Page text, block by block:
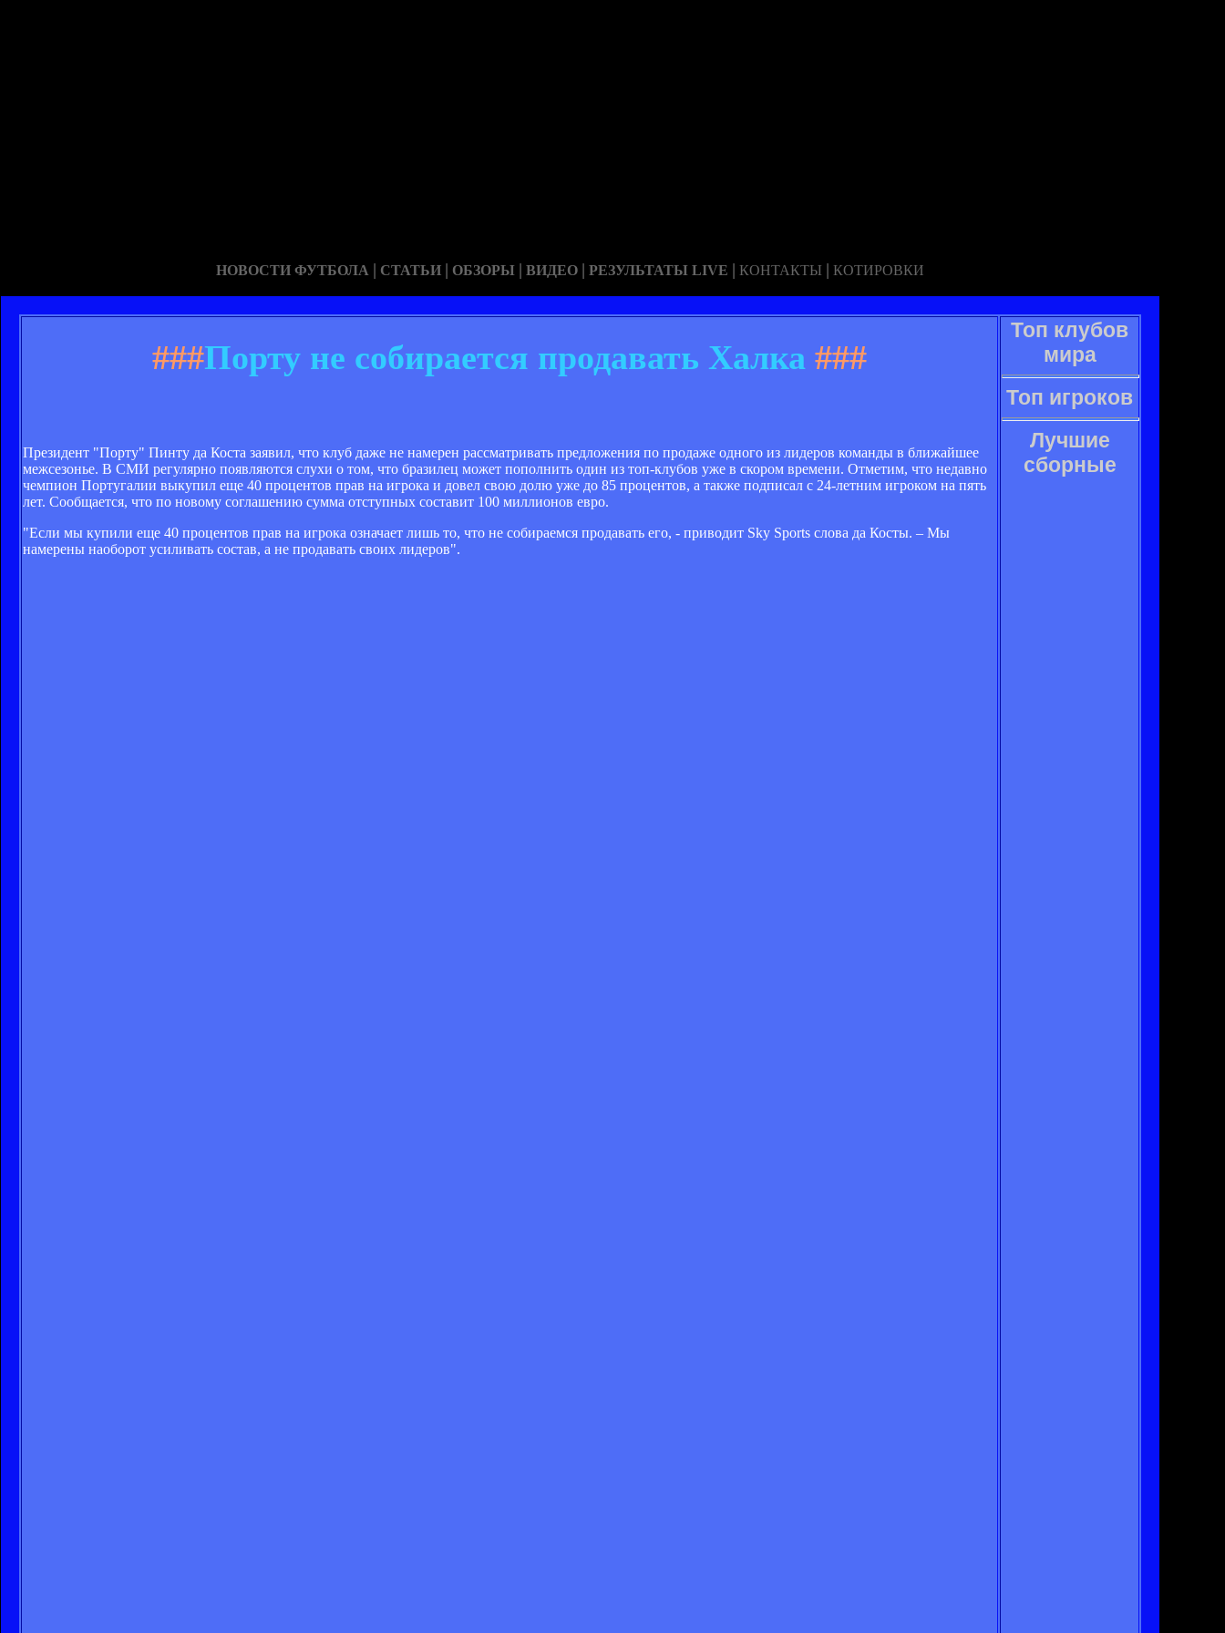
НОВОСТИ ФУТБОЛА | СТАТЬИ | ОБЗОРЫ | ВИДЕО | РЕЗУЛЬТАТЫ LIVE | КОНТАКТЫ | КОТИРОВКИ
###Порту не собирается продавать Халка ###
Президент "Порту" Пинту да Коста заявил, что клуб даже не намерен рассматривать предложения по продаже одного из лидеров команды в ближайшее
межсезонье. В СМИ регулярно появляются слухи о том, что бразилец может пополнить один из топ-клубов уже в скором времени. Отметим, что недавно
чемпион Португалии выкупил еще 40 процентов прав на игрока и довел свою долю уже до 85 процентов, а также подписал с 24-летним игроком на пять
лет. Сообщается, что по новому соглашению сумма отступных составит 100 миллионов евро.
"Если мы купили еще 40 процентов прав на игрока означает лишь то, что не собираемся продавать его, - приводит Sky Sports слова да Косты. – Мы
намерены наоборот усиливать состав, а не продавать своих лидеров".
Топ клубов
мира
Топ игроков
Лучшие
сборные